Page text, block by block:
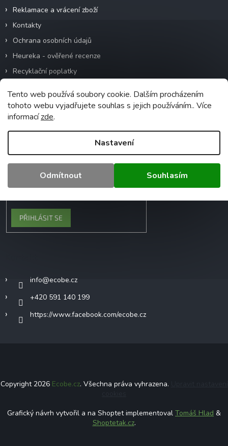
Tento web používá soubory cookie. Dalším procházením
tohoto webu vyjadřujete souhlas s jejich používáním.. Více
informacízde.
Nastavení
Odmítnout Souhlasím
Reklamace a vrácení zboží
Kontakty
Ochrana osobních údajů
Heureka - ověřené recenze
Recyklační poplatky
Odebírat newsletter
Vložte svůj e-mail a my vám budeme zasílat
informace o nových produktech na našem
PŘIHLÁSIT SE
info@ecobe.cz
+420 591 140 199
https://www.facebook.com/ecobe.cz
Copyright 2026 Ecobe.cz. Všechna práva vyhrazena.
Grafický návrh vytvořil a na Shoptet implementoval Tomáš Hlad &
Shoptetak.cz.